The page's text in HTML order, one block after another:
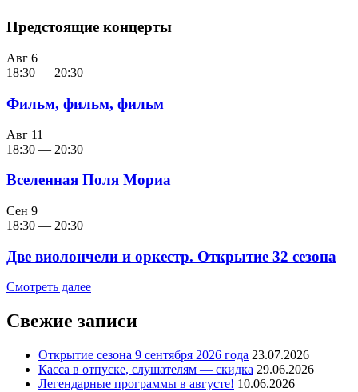
Предстоящие концерты
Авг 6
18:30 — 20:30
Фильм, фильм, фильм
Авг 11
18:30 — 20:30
Вселенная Поля Мориа
Сен 9
18:30 — 20:30
Две виолончели и оркестр. Открытие 32 сезона
Смотреть далее
Свежие записи
Открытие сезона 9 сентября 2026 года 23.07.2026
Касса в отпуске, слушателям — скидка 29.06.2026
Легендарные программы в августе! 10.06.2026